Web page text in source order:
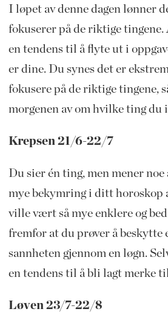
I løpet av denne dagen lønner
fokuserer på de riktige
en tendens til å flyte ut i
er dine. Du synes det er
fokusere på de riktige tingene,
morgenen av om hvilke ting du
Krepsen 21/6-22/7
Du sier én ting, men mener noe
mye bekymring i ditt horoskop
ville vært så mye enklere og
fremfor at du prøver å beskytte
sannheten gjennom en løgn.
en tendens til å bli lagt merke
Løven 23/7-22/8